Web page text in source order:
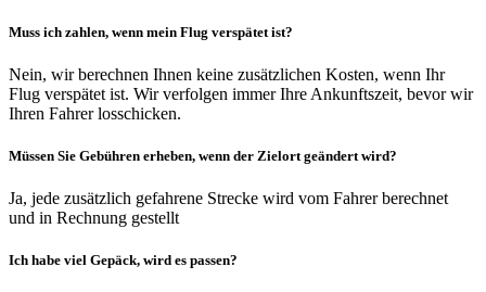
Muss ich zahlen, wenn mein Flug verspätet ist?
Nein, wir berechnen Ihnen keine zusätzlichen Kosten, wenn Ihr
Flug verspätet ist. Wir verfolgen immer Ihre Ankunftszeit, bevor wir
Ihren Fahrer losschicken.
Müssen Sie Gebühren erheben, wenn der Zielort geändert wird?
Ja, jede zusätzlich gefahrene Strecke wird vom Fahrer berechnet
und in Rechnung gestellt
Ich habe viel Gepäck, wird es passen?